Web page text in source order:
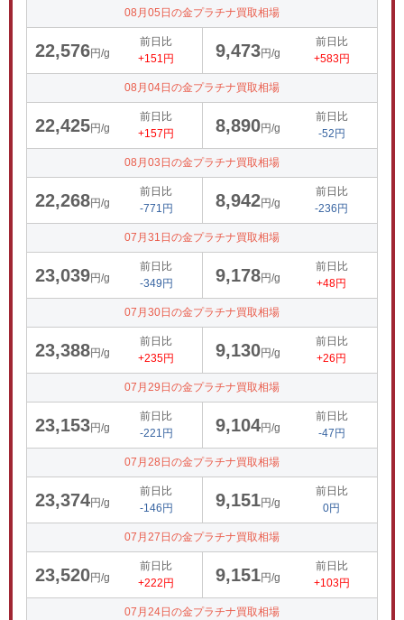
08月05日の金プラチナ買取相場
22,576円/g
前日比
+151円
9,473円/g
前日比
+583円
08月04日の金プラチナ買取相場
22,425円/g
前日比
+157円
8,890円/g
前日比
-52円
08月03日の金プラチナ買取相場
22,268円/g
前日比
-771円
8,942円/g
前日比
-236円
07月31日の金プラチナ買取相場
23,039円/g
前日比
-349円
9,178円/g
前日比
+48円
07月30日の金プラチナ買取相場
23,388円/g
前日比
+235円
9,130円/g
前日比
+26円
07月29日の金プラチナ買取相場
23,153円/g
前日比
-221円
9,104円/g
前日比
-47円
07月28日の金プラチナ買取相場
23,374円/g
前日比
-146円
9,151円/g
前日比
0円
07月27日の金プラチナ買取相場
23,520円/g
前日比
+222円
9,151円/g
前日比
+103円
07月24日の金プラチナ買取相場